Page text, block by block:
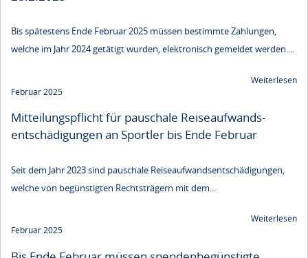
Bis spätestens Ende Februar 2025 müssen bestimmte Zahlungen,
welche im Jahr 2024 getätigt wurden, elektronisch gemeldet werden....
Weiterlesen
Februar 2025
Mitteilungspflicht für pauschale Reiseaufwands­
entschädigungen an Sportler bis Ende Februar
Seit dem Jahr 2023 sind pauschale Reiseaufwandsentschädigungen,
welche von begünstigten Rechtsträgern mit dem...
Weiterlesen
Februar 2025